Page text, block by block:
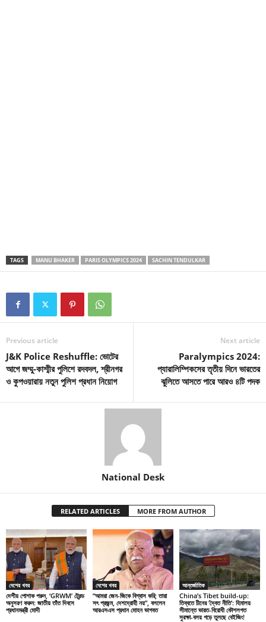
TAGS MANU BHAKER PARIS OLYMPICS 2024 SACHIN TENDULKAR
Previous article
J&K Police Reshuffle: ভোটের
আগে জম্মু-কাশ্মীর পুলিশে রদবদল, শ্রীনগর
ও কুপওয়ারায় নতুন পুলিশ প্রধান নিয়োগ
Next article
Paralympics 2024:
প্যারালিম্পিকসের তৃতীয় দিনে ভারতের
ঝুলিতে আসতে পারে আরও ৪টি পদক
National Desk
RELATED ARTICLES MORE FROM AUTHOR
দেশের খবর
দেশীয় পোশাক পরুন, ‘GRWM’ ট্রেন্ড
অনুসরণ করুন: জাতীয় তাঁত দিবসে
প্রধানমন্ত্রী মোদী
দেশের খবর
“আমরা জেন-জিকে বিশ্বাস করি; তারা
সৎ প্রজন্ম, দেশদ্রোহী নয়”, বললেন
আরএসএস প্রধান মোহন ভাগবত
আন্তর্জাতিক
China’s Tibet build-up:
তিব্বতে চীনের ‘দ্বৈত নীতি’: হিমালয়
সীমান্তে ভারত-বিরোধী কৌশলগত
সুরক্ষা-বলয় গড়ে তুলছে বেইজিং!